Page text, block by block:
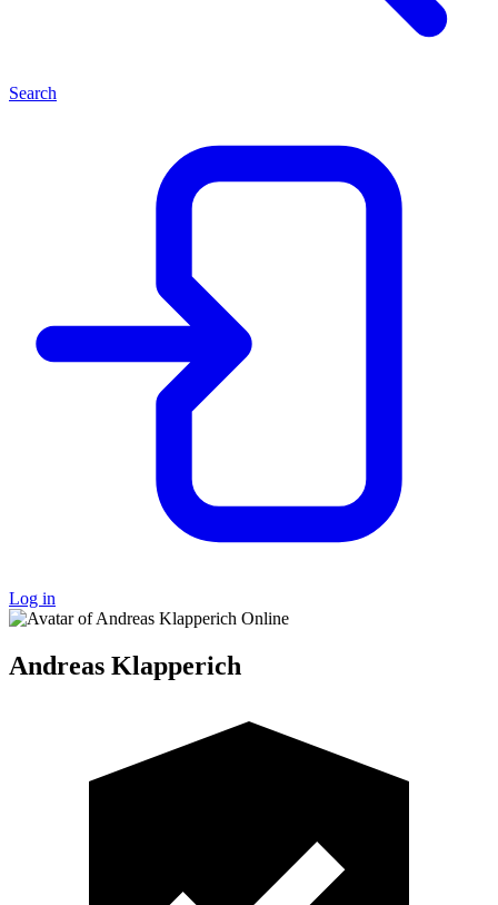
Search
Log in
Online
Andreas Klapperich